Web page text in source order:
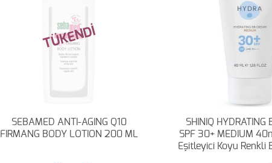
TÜKENDİ
SEBAMED ANTI-AGING Q10
FIRMANG BODY LOTION 200 ML
SHINIQ HYDRATING
SPF 30+ MEDIUM
Eşitleyici Koyu Renkli